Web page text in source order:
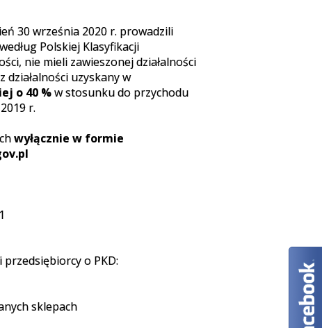
30 września 2020 r. prowadzili
Polskiej Klasyfikacji
nie mieli zawieszonej działalności
działalności uzyskany w
o 40 %w stosunku do przychodu
r.
wyłącznie w formie
o PKD:
sklepach